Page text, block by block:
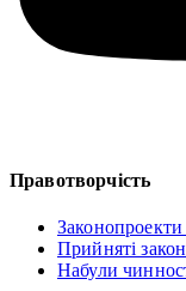
Правотворчість
Законопроекти
Прийняті
Набули